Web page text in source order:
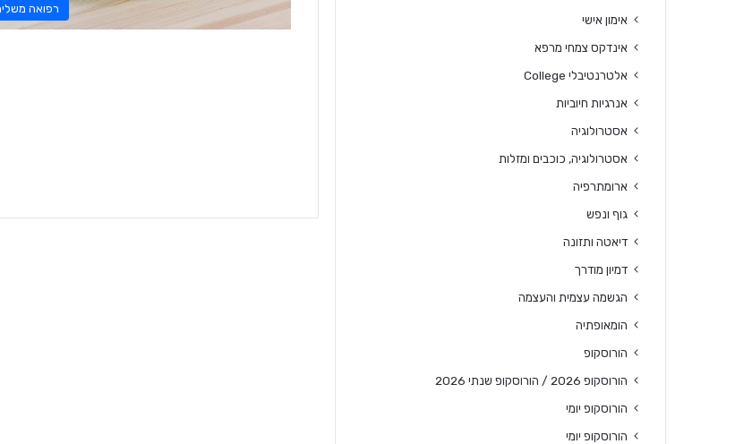
רפואה
אימון אישי
אינדקס צמחי מרפא
אלטרנטיבלי College
אנרגיות חיוביות
אסטרולוגיה
אסטרולוגיה, כוכבים ומזלות
ארומתרפיה
גוף ונפש
דיאטה ותזונה
דמיון מודרך
הגשמה עצמית והעצמה
הומאופתיה
הורוסקופ
הורוסקופ 2026 / הורוסקופ שנתי 2026
הורוסקופ יומי
הורוסקופ יומי